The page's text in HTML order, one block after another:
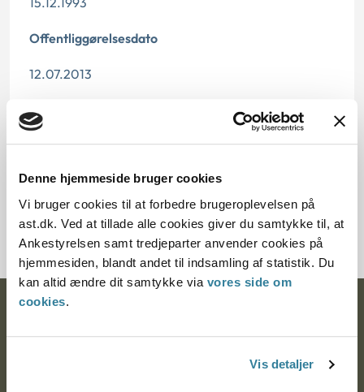
Denne hjemmeside bruger cookies
Vi bruger cookies til at forbedre brugeroplevelsen på
ast.dk. Ved at tillade alle cookies giver du samtykke til, at
Ankestyrelsen samt tredjeparter anvender cookies på
hjemmesiden, blandt andet til indsamling af statistik. Du
kan altid ændre dit samtykke via vores side om
cookies.
Vis detaljer
Offentliggørelsesdato
12.07.2013
Paragraf
§ 26 § 7 § 40
Journalnummer
20036-92